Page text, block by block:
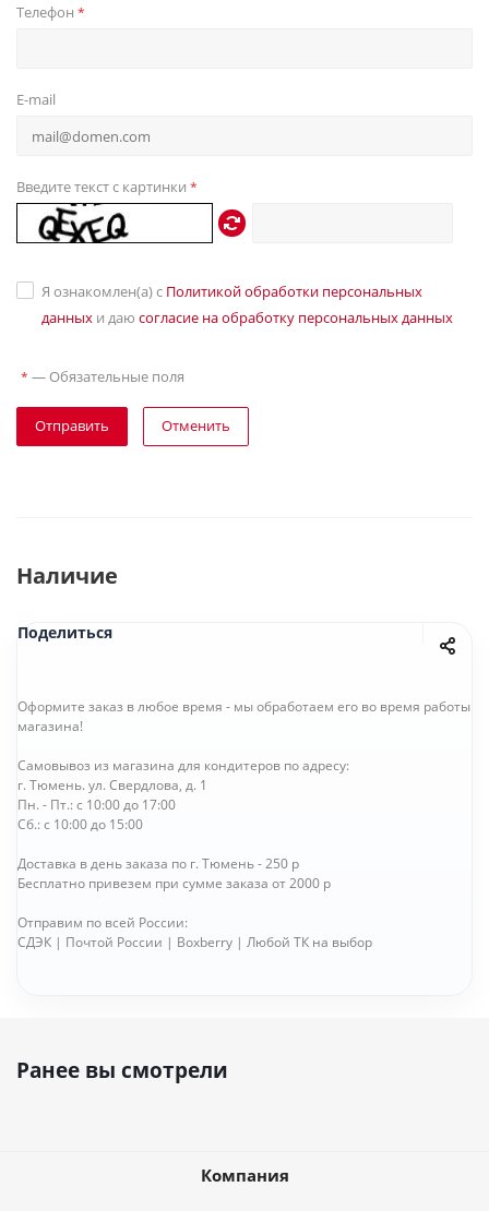
Телефон *
E-mail
Введите текст с картинки *
Я ознакомлен(а) с Политикой обработки персональных
данных и даю согласие на обработку персональных данных
* — Обязательные поля
Отправить Отменить
Наличие
Поделиться
Оформите заказ в любое время - мы обработаем его во время работы
магазина!
Самовывоз из магазина для кондитеров по адресу:
г. Тюмень. ул. Свердлова, д. 1
Пн. - Пт.: с 10:00 до 17:00
Сб.: с 10:00 до 15:00
Доставка в день заказа по г. Тюмень - 250 р
Бесплатно привезем при сумме заказа от 2000 р
Отправим по всей России:
СДЭК | Почтой России | Boxberry | Любой ТК на выбор
Ранее вы смотрели
Компания